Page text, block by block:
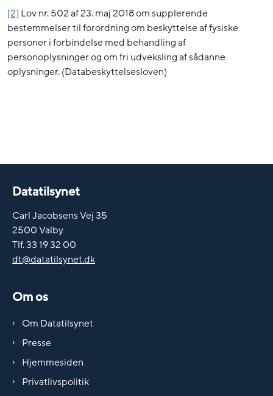
[2] Lov nr. 502 af 23. maj 2018 om supplerende
bestemmelser til forordning om beskyttelse af fysiske
personer i forbindelse med behandling af
personoplysninger og om fri udveksling af sådanne
oplysninger. (Databeskyttelsesloven)
Datatilsynet
Carl Jacobsens Vej 35
2500 Valby
Tlf. 33 19 32 00
dt@datatilsynet.dk
Om os
Om Datatilsynet
Presse
Hjemmesiden
Privatlivspolitik